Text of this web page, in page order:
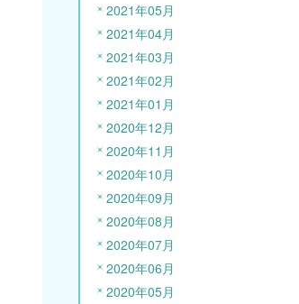
2021年05月
2021年04月
2021年03月
2021年02月
2021年01月
2020年12月
2020年11月
2020年10月
2020年09月
2020年08月
2020年07月
2020年06月
2020年05月